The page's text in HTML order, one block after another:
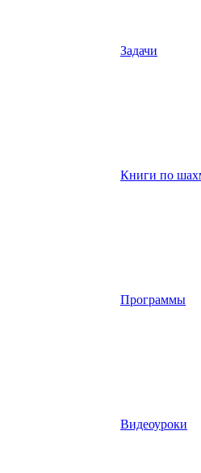
Задачи
Книги по
Программы
Видеоуроки